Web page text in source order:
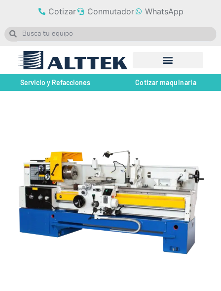
Cotizar Conmutador WhatsApp
Servicio y Refacciones Cotizar maquinaria